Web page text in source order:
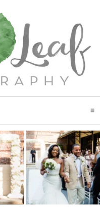
CLICK TO EXPAND